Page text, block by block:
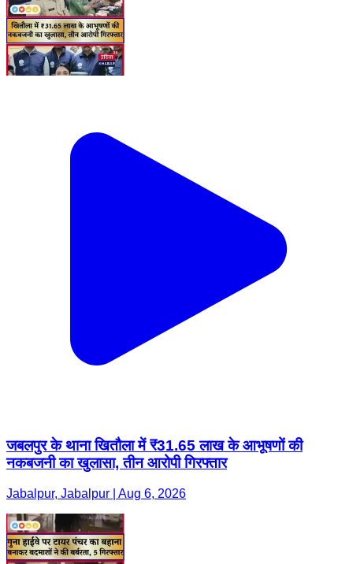
जबलपुर के थाना खितौला में ₹31.65 लाख के आभूषणों की
नकबजनी का खुलासा, तीन आरोपी गिरफ्तार
Jabalpur, Jabalpur | Aug 6, 2026